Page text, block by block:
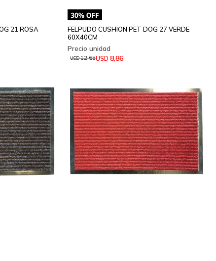
21 ROSA
FELPUDO CUSHION PET DOG 27 VERDE
60X40CM
USD 8,86
USD12,65